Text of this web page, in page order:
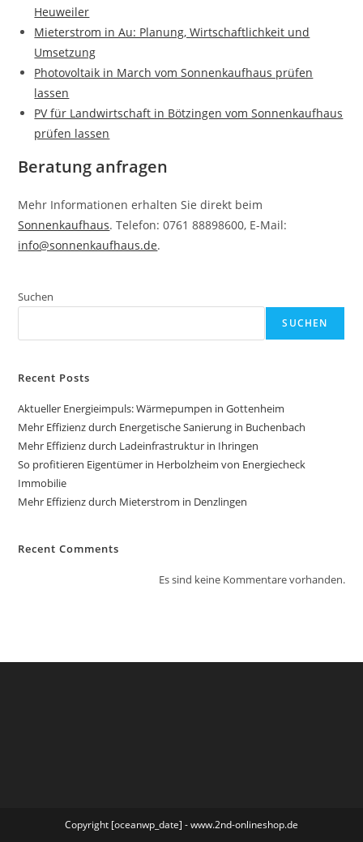
Heuweiler
Mieterstrom in Au: Planung, Wirtschaftlichkeit und
Umsetzung
Photovoltaik in March vom Sonnenkaufhaus prüfen
lassen
PV für Landwirtschaft in Bötzingen vom Sonnenkaufhaus
prüfen lassen
Beratung anfragen
Mehr Informationen erhalten Sie direkt beim
Sonnenkaufhaus. Telefon: 0761 88898600, E-Mail:
info@sonnenkaufhaus.de.
Suchen
SUCHEN
Recent Posts
Aktueller Energieimpuls: Wärmepumpen in Gottenheim
Mehr Effizienz durch Energetische Sanierung in Buchenbach
Mehr Effizienz durch Ladeinfrastruktur in Ihringen
So profitieren Eigentümer in Herbolzheim von Energiecheck
Immobilie
Mehr Effizienz durch Mieterstrom in Denzlingen
Recent Comments
Es sind keine Kommentare vorhanden.
Copyright [oceanwp_date] - www.2nd-onlineshop.de